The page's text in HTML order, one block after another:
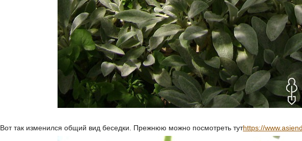
Вот так изменился общий вид беседки. Прежнюю можно посмотреть тутhttps://